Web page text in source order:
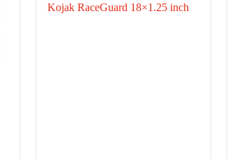
Kojak RaceGuard 18×1.25 inch